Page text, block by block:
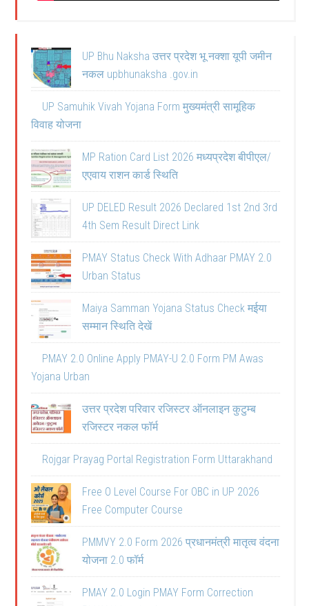
UP Bhu Naksha उत्तर प्रदेश भू नक्शा यूपी जमीन
नकल upbhunaksha .gov.in
UP Samuhik Vivah Yojana Form मुख्यमंत्री सामूहिक
विवाह योजना
MP Ration Card List 2026 मध्यप्रदेश बीपीएल/
एएवाय राशन कार्ड स्थिति
UP DELED Result 2026 Declared 1st 2nd 3rd
4th Sem Result Direct Link
PMAY Status Check With Adhaar PMAY 2.0
Urban Status
Maiya Samman Yojana Status Check मईया
सम्मान स्थिति देखें
PMAY 2.0 Online Apply PMAY-U 2.0 Form PM Awas
Yojana Urban
उत्तर प्रदेश परिवार रजिस्टर ऑनलाइन कुटुम्ब
रजिस्टर नकल फॉर्म
Rojgar Prayag Portal Registration Form Uttarakhand
Free O Level Course For OBC in UP 2026
Free Computer Course
PMMVY 2.0 Form 2026 प्रधानमंत्री मातृत्व वंदना
योजना 2.0 फॉर्म
PMAY 2.0 Login PMAY Form Correction